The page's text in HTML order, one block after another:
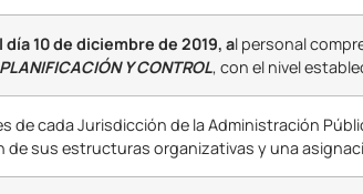
día 10 de diciembre de 2019, al personal
Y CONTROL, con el nivel
de cada Jurisdicción de la Administración
de sus estructuras organizativas y una